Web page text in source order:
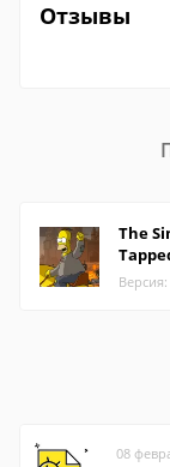
Отзывы
The
08